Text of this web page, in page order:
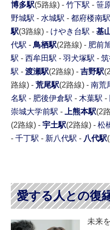
博多駅(5路線) -竹下駅 -笹
野城駅 - 水城駅 -都府楼南駅
駅(3路線) - けやき台駅 -基
代駅 -鳥栖駅(2路線) - 肥前
駅 -西牟田駅 -羽犬塚駅 -
駅 -渡瀬駅(2路線) -吉野駅
路線) -荒尾駅(2路線) -南荒
名駅 - 肥後伊倉駅 - 木葉駅 -
崇城大学前駅 - 上熊本駅(2
(2路線) -宇土駅(2路線) -松
-千丁駅 - 新八代駅 - 八代駅
愛する人との復
未来